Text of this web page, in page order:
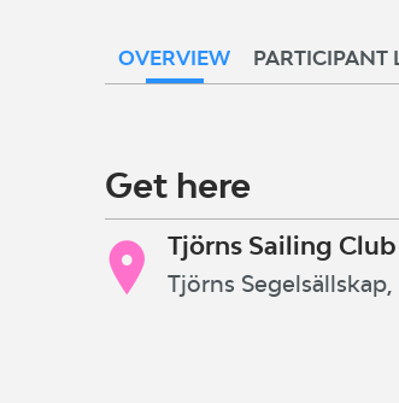
OVERVIEW PARTICIPANT
Get here
Tjörns Sailing Club
Tjörns